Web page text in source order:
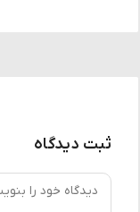
ثبت دیدگاه